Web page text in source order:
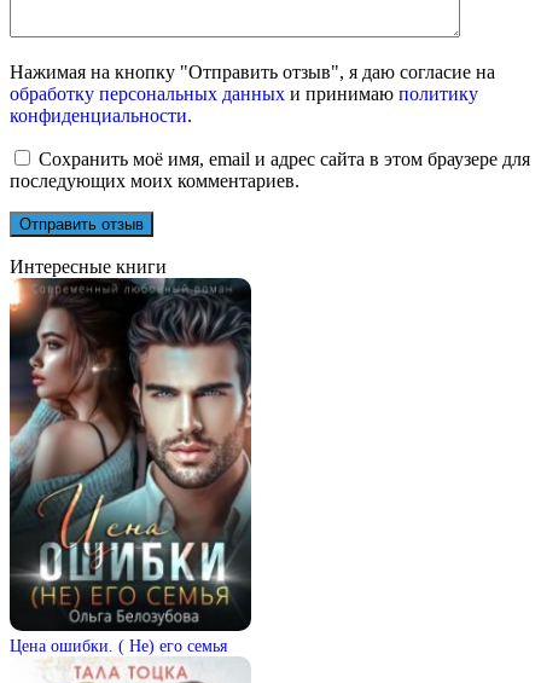
Нажимая на кнопку "Отправить отзыв", я даю согласие на
обработку персональных данных и принимаю политику
конфиденциальности.
Сохранить моё имя, email и адрес сайта в этом браузере для
последующих моих комментариев.
Интересные книги
Цена ошибки. ( Не) его семья